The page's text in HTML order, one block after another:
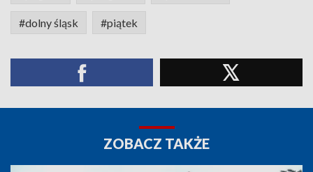
#dolny śląsk #piątek
ZOBACZ TAKŻE